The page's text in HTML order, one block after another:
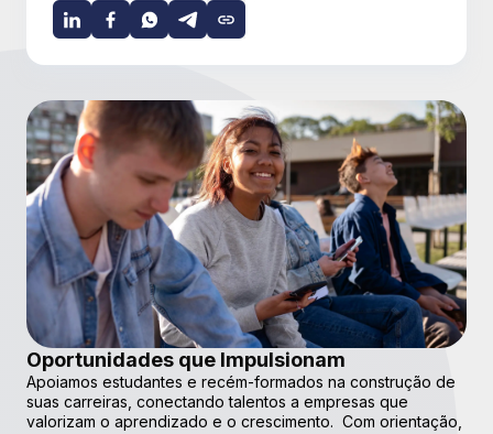
Oportunidades que Impulsionam
Apoiamos estudantes e recém-formados na construção de
suas carreiras, conectando talentos a empresas que
valorizam o aprendizado e o crescimento. Com orientação,